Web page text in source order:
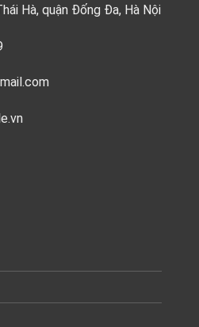
Hà, quận Đống Đa, Hà Nội